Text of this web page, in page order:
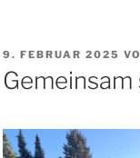
VERÖFFENTLICHT
AM
9. FEBRUAR 2025